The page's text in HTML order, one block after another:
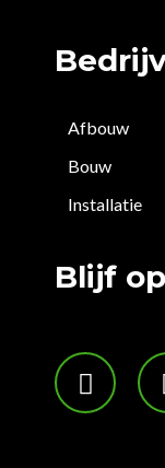
Afbouw
Bouw
Installatie
Blijf